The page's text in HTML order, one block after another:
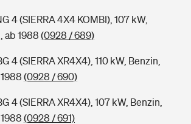
4 (SIERRA 4X4 KOMBI), 107 kW,
ab 1988 (0928 / 689)
4 (SIERRA XR4X4), 110 kW, Benzin,
(0928 / 690)
4 (SIERRA XR4X4), 107 kW, Benzin,
(0928 / 691)